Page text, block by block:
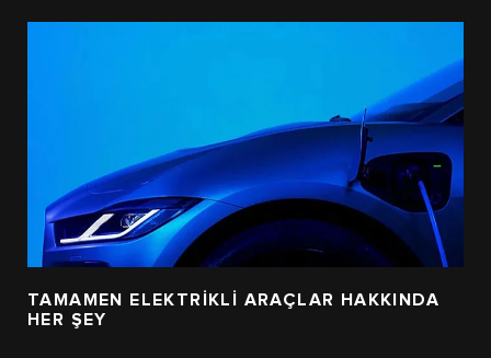
TAMAMEN ELEKTRİKLİ ARAÇLAR HAKKINDA
HER ŞEY